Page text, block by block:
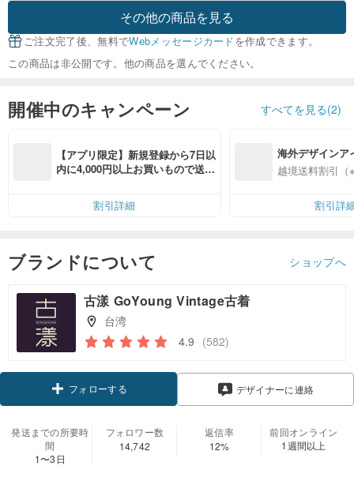
その他の商品を見る
ご注文完了後、無料でWebメッセージカードを作成できます。
この商品は非公開です。他の商品を選んでください。
開催中のキャンペーン すべてを見る(2)
【アプリ限定】新規登録から7日以
内に4,000円以上お買いもので送料
割引詳細
海外デザインア
入
越境送料割引（
割引詳
ブランドについて ショップへ
古漾 GoYoung Vintage古着
台湾
4.9 (582)
フォローする デザイナーに連絡
発送までの所要時
間
1〜3日
フォロワー数
14,742
返信率
12%
前回オンライン
1週間以上